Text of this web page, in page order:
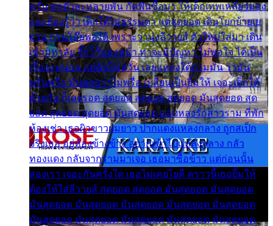
หวั่น ตกตัวละหลายพัน กัดฟันซื้อมา ให้เด็กเทพเหลียวมอง
และต้องรู้ว่า เด็กใต้ไม่ธรรมดา แต่สุดยอด เดินโยกย้ายเย
ยวน กวนโอ๊ยพอได้ เพราะว่านุ่งลีวายส์ ตัวใหม่ใส่มา เดิน
เข้ามหาลัย จิ๊กโก๊มองหน้า ท่าจะมีปัญหา ไม่พอใจ ได้เป็น
เรื่องแน่นอน แต่ฉันไม่หวั่น เลยแหลงใต้ถามมัน ว่ามัน
พรั่นพรือ มันตอบว่าไม่พรื่อ เปลี่ยนเป็นยิ้มให้ เจอะเด็กใต้
ด้วยกัน ก็เลยรอด สุดยอด สุดยอด สุดยอด มันสุดยอด สุด
ยอด สุดยอด สุดยอด มันสุดยอด แอบหลงรักสาวราม ที่พัก
ห้องเช่า เธอผิวขาวผมยาว ปากแดงแหลงกลาง ถูกสเป็ก
จริงเธอ อยู่ห้องข้างข้าง อยากเข้าไปแหลงกลาง กลัว
ทองแดง กลับจากรามมาเจอ เธอมาซื้อข้าว แต่ก่อนนั้น
สองเรา เจอะกันครั้งใด เธอไม่เคยไยดี คราวนี้เธอยิ้มให้
ต้องให้ใส่ลีวายส์ สุดยอด สุดยอด มันสุดยอด มันสุดยอด
มันสุดยอด มันสุดยอด มันสุดยอด มันสุดยอด มันสุดยอด
มันสุดยอด มันสุดยอด มันสุดยอด มันสุดยอด มันสุดยอด